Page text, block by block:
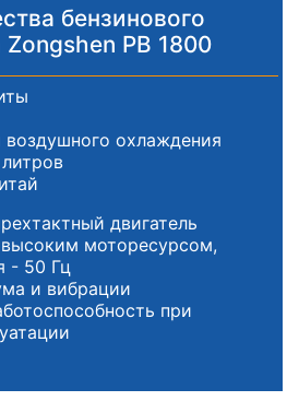
бензинового
Zongshen PB 1800
охлаждения
двигатель
моторесурсом,
- 50 Гц
и вибрации
при